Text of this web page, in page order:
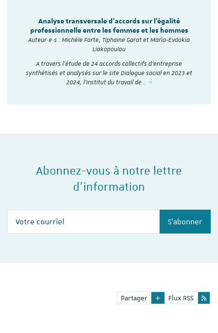
Analyse transversale d'accords sur l'égalité
professionnelle entre les femmes et les hommes
Auteur·e·s : Michèle Forte, Tiphaine Garat et Maria-Evdokia
Liakopoulou
A travers l’étude de 24 accords collectifs d’entreprise
synthétisés et analysés sur le site Dialogue social en 2023 et
2024, l'Institut du travail de…
Abonnez-vous à notre lettre
d'information
S'abonner
Partager Flux RSS